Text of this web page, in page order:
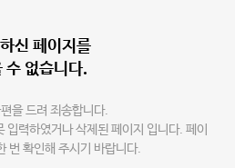
신 페이지를
수 없습니다.
을 드려 죄송합니다.
입력하였거나 삭제된 페이지 입니다. 페이
번 확인해 주시기 바랍니다.